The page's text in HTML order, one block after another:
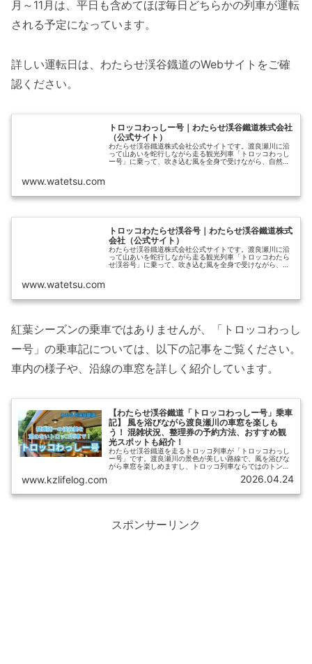
月～11月は、平日も含めてほぼ毎日どちらかの列車が運転
される予定になっています。
詳しい運転日は、わたらせ渓谷鐡道のWebサイトをご確
認ください。
トロッコわっしー号｜わたらせ渓谷鐵道株式会社
（公式サイト）
わたらせ渓谷鐵道株式会社公式サイトです。渡良瀬川に沿
って山あいを蛇行しながら走る観光列車「トロッコわっし
ー号」に乗って、吹き込む風を全身で受けながら、自然の
www.watetsu.com
トロッコわたらせ渓谷号｜わたらせ渓谷鐵道株式
会社（公式サイト）
わたらせ渓谷鐵道株式会社公式サイトです。渡良瀬川に沿
って山あいを蛇行しながら走る観光列車「トロッコわたら
せ渓谷号」に乗って、吹き込む風を全身で受けながら、自
www.watetsu.com
紅葉シーズンの乗車ではありませんが、「トロッコわっし
ー号」の乗車記については、以下の記事をご覧ください。
車内の様子や、沿線の車窓を詳しく紹介しています。
【わたらせ渓谷鐵道「トロッコわっしー号」乗車
記】 風を浴びながら渡良瀬川の車窓を楽しも
う！ 混雑状況、整理券の予約方法、おすすめ観
光スポットも紹介！
わたらせ渓谷鐵道を走るトロッコ列車が「トロッコわっし
ー号」です。渡良瀬川の景色が美しい路線で、風を浴びな
がら車窓を楽しめますし、トロッコ列車ならではのトンネ
ルの大音響を楽しむこともできます。【ひさの乗り鉄ブロ
グ】では、乗車記に加えて、トロッコ乗車に必要な整理券
www.kzlifelog.com 2026.04.24
スポンサーリンク